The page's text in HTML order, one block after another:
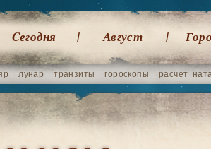
Cегодня Август
лунар транзиты гороскопы расчет